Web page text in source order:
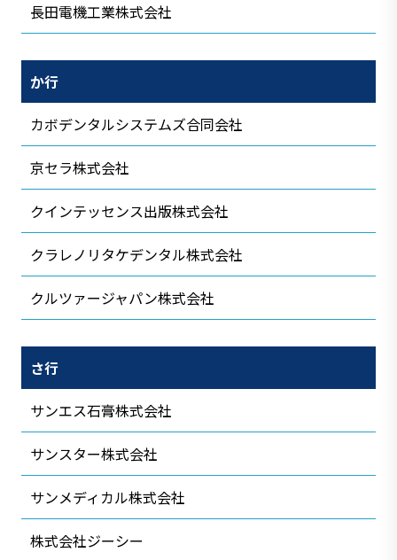
長田電機工業株式会社
か行
カボデンタルシステムズ合同会社
京セラ株式会社
クインテッセンス出版株式会社
クラレノリタケデンタル株式会社
クルツァージャパン株式会社
さ行
サンエス石膏株式会社
サンスター株式会社
サンメディカル株式会社
株式会社ジーシー